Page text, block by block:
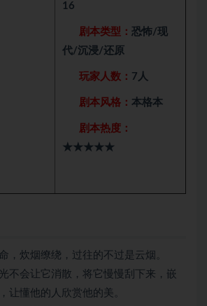
16
剧本类型： 恐怖/现
代/沉浸/还原
玩家人数： 7人
剧本风格： 本格本
剧本热度：
★★★★★
，炊烟缭绕，过往的不过是云烟。
不会让它消散，将它慢慢刮下来，嵌
让懂他的人欣赏他的美。